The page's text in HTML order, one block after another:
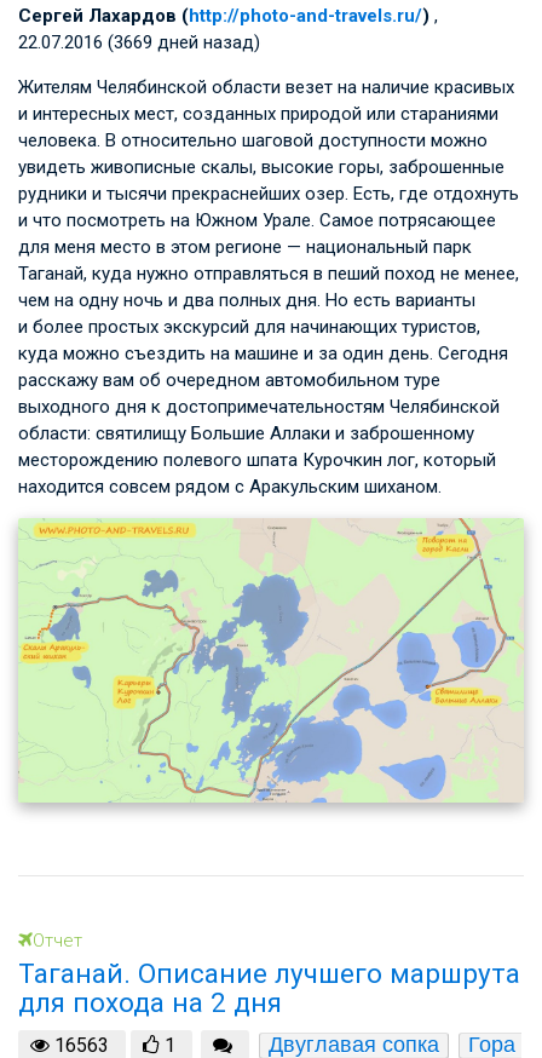
Сергей Лахардов (http://photo-and-travels.ru/) ,
22.07.2016 (3669 дней назад)
Жителям Челябинской области везет на наличие красивых
и интересных мест, созданных природой или стараниями
человека. В относительно шаговой доступности можно
увидеть живописные скалы, высокие горы, заброшенные
рудники и тысячи прекраснейших озер. Есть, где отдохнуть
и что посмотреть на Южном Урале. Самое потрясающее
для меня место в этом регионе — национальный парк
Таганай, куда нужно отправляться в пеший поход не менее,
чем на одну ночь и два полных дня. Но есть варианты
и более простых экскурсий для начинающих туристов,
куда можно съездить на машине и за один день. Сегодня
расскажу вам об очередном автомобильном туре
выходного дня к достопримечательностям Челябинской
области: святилищу Большие Аллаки и заброшенному
месторождению полевого шпата Курочкин лог, который
находится совсем рядом с Аракульским шиханом.
Отчет
Таганай. Описание лучшего маршрута
для похода на 2 дня
16563 1 Двуглавая сопка
Гора